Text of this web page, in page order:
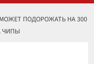
МОЖЕТ ПОДОРОЖАТЬ НА 300
ЧИПЫ